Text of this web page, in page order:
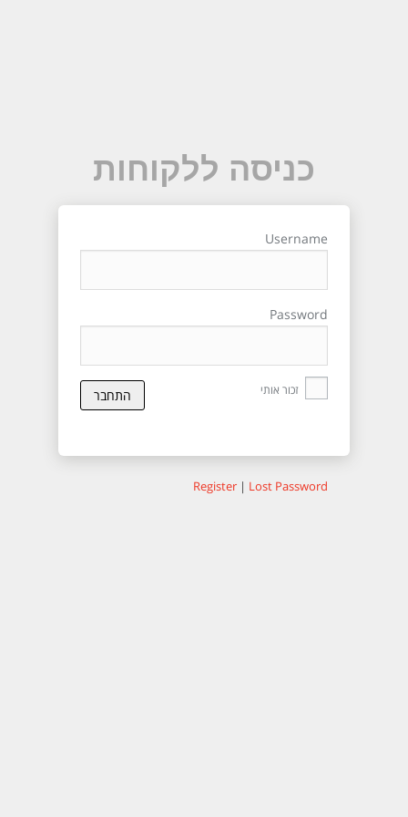
כניסה ללקוחות
Username
Password
זכור אותי
Register | Lost Password